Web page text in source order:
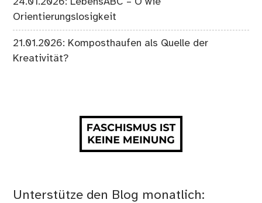
Orientierungslosigkeit
21.01.2026: Komposthaufen als Quelle der
Kreativität?
Unterstütze den Blog monatlich: